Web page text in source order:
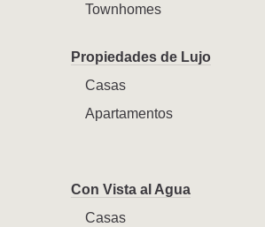
Townhomes
Propiedades de Lujo
Casas
Apartamentos
Con Vista al Agua
Casas